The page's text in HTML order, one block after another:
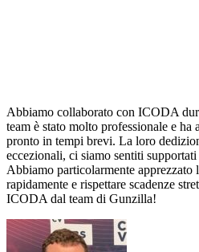
Abbiamo collaborato con ICODA
team è stato molto professionale e ha
pronto in tempi brevi. La loro
eccezionali, ci siamo sentiti
Abbiamo particolarmente apprezzato
rapidamente e rispettare scadenze
ICODA dal team di Gunzilla!